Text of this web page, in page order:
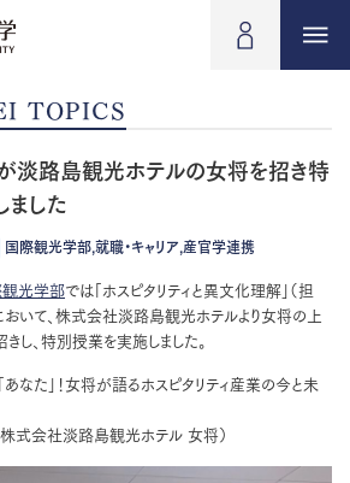
TOPICS
淡路島観光ホテルの女将を招き特
ました
国際観光学部,就職・キャリア,産官学連携
観光学部では「ホスピタリティと異文化理解」（担
おいて、株式会社淡路島観光ホテルより女将の上
し、特別授業を実施しました。
あなた」！女将が語るホスピタリティ産業の今と未
株式会社淡路島観光ホテル 女将）